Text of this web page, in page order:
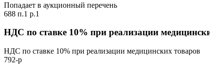
Попадает в аукционный перечень
688 п.1 р.1
НДС по ставке 10% при реализации
НДС по ставке 10% при реализации медицинских товаров
792-р